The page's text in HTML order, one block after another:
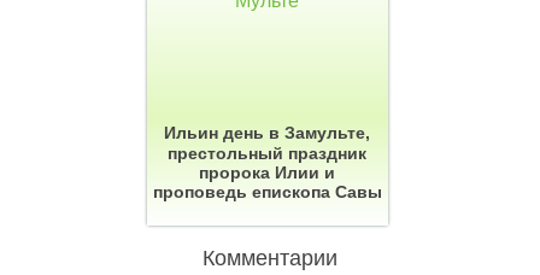
Ильин день в Замульте,
престольный праздник
пророка Илии и
проповедь епископа Савы
Комментарии